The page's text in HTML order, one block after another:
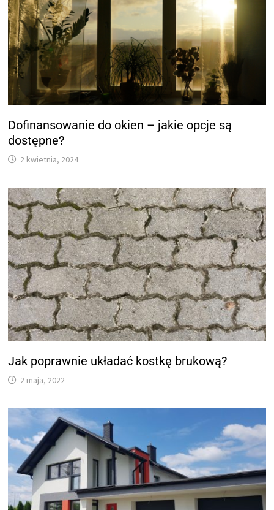
Dofinansowanie do okien – jakie opcje są
dostępne?
2 kwietnia, 2024
Jak poprawnie układać kostkę brukową?
2 maja, 2022